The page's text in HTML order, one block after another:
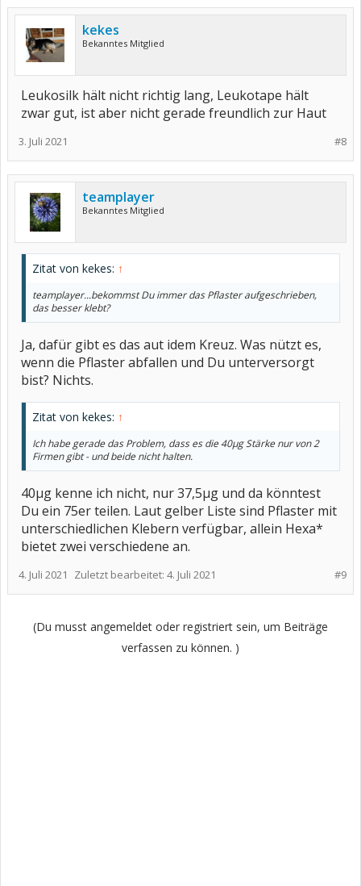
kekes
Bekanntes Mitglied
Leukosilk hält nicht richtig lang, Leukotape hält
zwar gut, ist aber nicht gerade freundlich zur Haut
#8
3. Juli 2021
teamplayer
Bekanntes Mitglied
Zitat von kekes: ↑
teamplayer...bekommst Du immer das Pflaster aufgeschrieben,
das besser klebt?
Ja, dafür gibt es das aut idem Kreuz. Was nützt es,
wenn die Pflaster abfallen und Du unterversorgt
bist? Nichts.
Zitat von kekes: ↑
Ich habe gerade das Problem, dass es die 40µg Stärke nur von 2
Firmen gibt - und beide nicht halten.
40µg kenne ich nicht, nur 37,5µg und da könntest
Du ein 75er teilen. Laut gelber Liste sind Pflaster mit
unterschiedlichen Klebern verfügbar, allein Hexa*
bietet zwei verschiedene an.
#9
4. Juli 2021 Zuletzt bearbeitet: 4. Juli 2021
(Du musst angemeldet oder registriert sein, um Beiträge
verfassen zu können. )